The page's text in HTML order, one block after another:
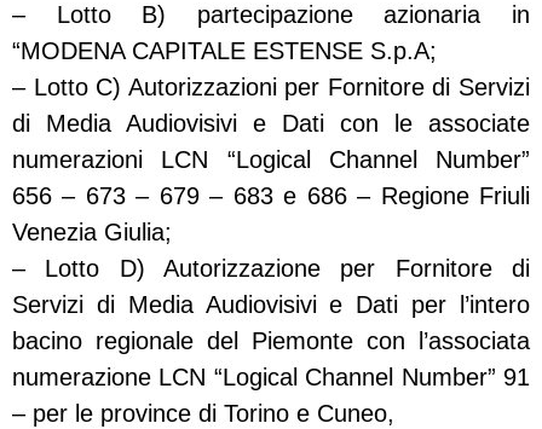
– Lotto B) partecipazione azionaria in
“MODENA CAPITALE ESTENSE S.p.A;
– Lotto C) Autorizzazioni per Fornitore di Servizi
di Media Audiovisivi e Dati con le associate
numerazioni LCN “Logical Channel Number”
656 – 673 – 679 – 683 e 686 – Regione Friuli
Venezia Giulia;
– Lotto D) Autorizzazione per Fornitore di
Servizi di Media Audiovisivi e Dati per l’intero
bacino regionale del Piemonte con l’associata
numerazione LCN “Logical Channel Number” 91
– per le province di Torino e Cuneo,